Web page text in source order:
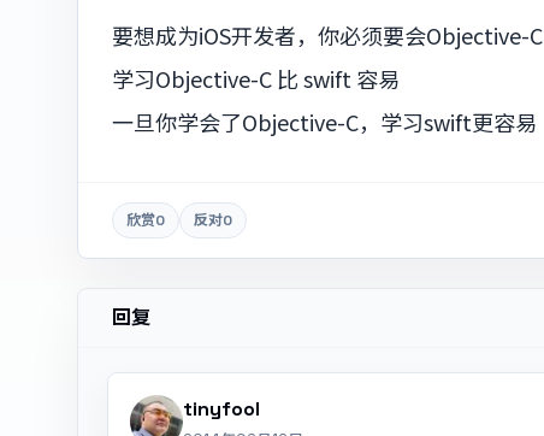
要想成为iOS开发者，你必须要会Objective-C
学习Objective-C 比 swift 容易
一旦你学会了Objective-C，学习swift更容易
欣赏0 反对0
回复
tinyfool